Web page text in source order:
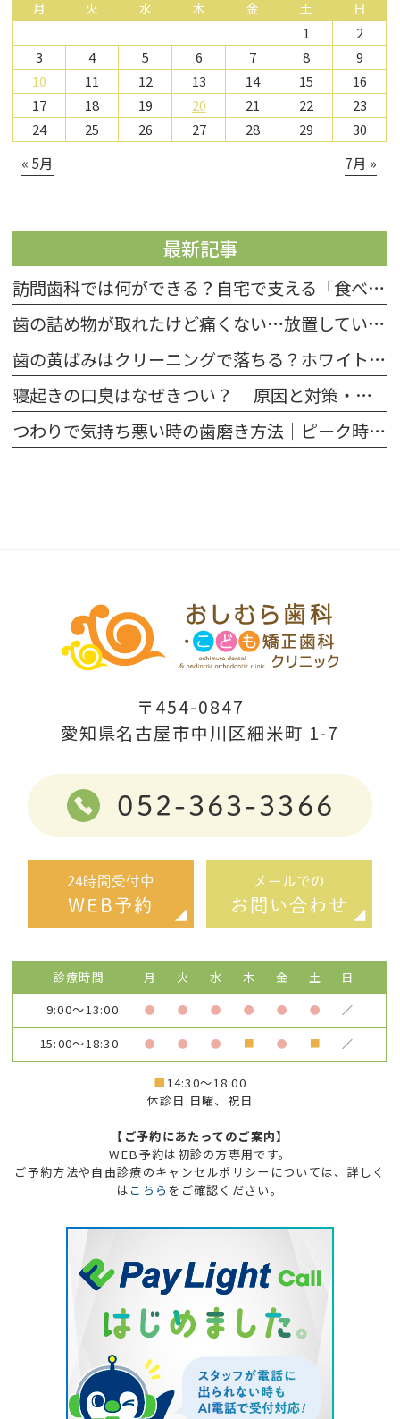
月 火 水 木 金 土 日
« 5月 7月 »
1
2
3
4 5 6 7 8
9
10
11 12 13 14 15
16
17
18 19 20 21 22
23
24
25 26 27 28 29 30
最新記事
訪問歯科では何ができる？自宅で支える「食べる力」とお口の健康
歯の詰め物が取れたけど痛くない…放置していい？受診目安と応急処置
歯の黄ばみはクリーニングで落ちる？ホワイトニングとの違いと選び方
寝起きの口臭はなぜきつい？ 原因と対策・予防法などのケア方法を紹介
つわりで気持ち悪い時の歯磨き方法｜ピーク時の対処法を解説
〒454-0847
愛知県名古屋市中川区細米町 1-7
052-363-3366
24時間受付中
WEB予約
メールでの
お問い合わせ
診療時間 月 火 水 木 金 土
日
9:00～13:00
● ● ● ● ● ● ／
15:00～18:30 ● ● ● ■ ● ■ ／
■ 14:30～18:00
休診日:日曜、祝日
【ご予約にあたってのご案内】
WEB予約は初診の方専用です。
ご予約方法や自由診療のキャンセルポリシーについては、詳しく
は こちら をご確認ください。